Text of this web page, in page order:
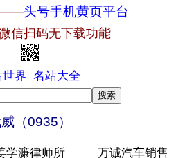
头号手机黄页平台
信扫码无下载功能
世界 名站大全
（0935）
学濂律师所 万诚汽车销售